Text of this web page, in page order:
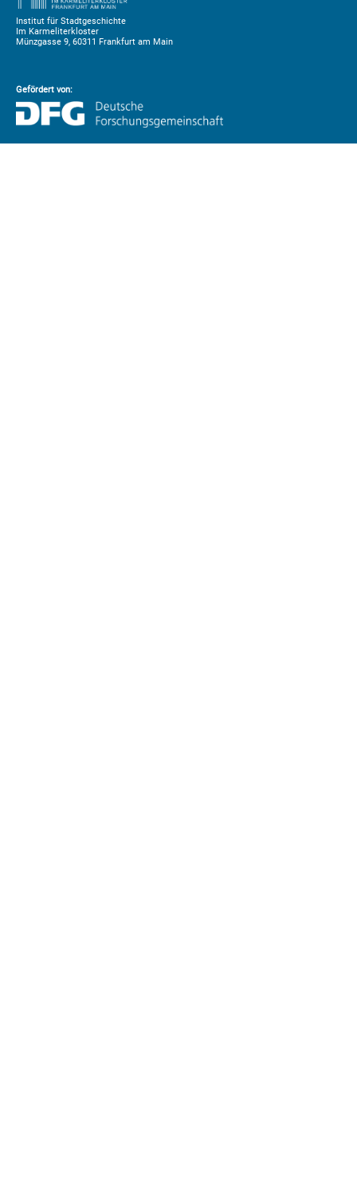
Institut für Stadtgeschichte
Im Karmeliterkloster
Münzgasse 9, 60311 Frankfurt am Main
Gefördert von: